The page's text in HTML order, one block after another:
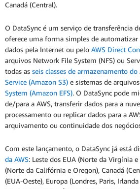
Canadá (Central).
O DataSync é um serviço de transferência
oferece uma forma simples de automatizar
dados pela Internet ou pelo AWS Direct
arquivos Network File System (NFS) ou
todas as seis classes de armazenamento
Service (Amazon S3) e sistemas de
System (Amazon EFS). O DataSync pode
de/para a AWS, transferir dados para a
processamento ou replicar dados para a
arquivamento ou continuidade dos
Com este lançamento, o DataSync já está
da AWS: Leste dos EUA (Norte da Virgínia
(Norte da Califórnia e Oregon), Canadá
(EUA-Oeste), Europa (Londres, Paris,